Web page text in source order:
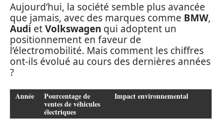
Aujourd’hui, la société semble plus avancée
que jamais, avec des marques comme BMW,
Audi etVolkswagen qui adoptent un
positionnement en faveur de
l’électromobilité. Mais comment les chiffres
ont-ils évolué au cours des dernières années
?
Année Pourcentage de
ventes de véhicules
électriques
Impact environnemental